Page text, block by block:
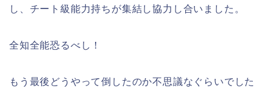
し、チート級能力持ちが集結し協力し合いました。
全知全能恐るべし！
もう最後どうやって倒したのか不思議なぐらいでした